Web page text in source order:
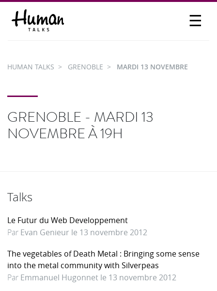
☰
PARTICIPER
HUMAN TALKS GRENOBLE MARDI 13 NOVEMBRE
GRENOBLE - MARDI 13
NOVEMBRE À 19H
Talks
Le Futur du Web Developpement
Par Evan Genieur le 13 novembre 2012
The vegetables of Death Metal : Bringing some sense
into the metal community with Silverpeas
Par Emmanuel Hugonnet le 13 novembre 2012